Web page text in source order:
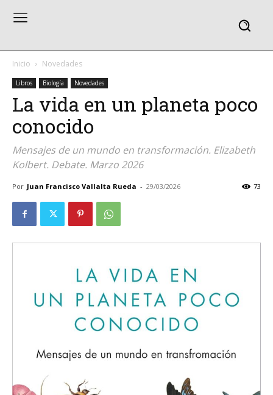
Inicio Novedades
Libros Biología Novedades
La vida en un planeta poco
conocido
Mensajes de un mundo en transformación. Elizabeth
Kolbert. Debate. Marzo 2026
Por Juan Francisco Vallalta Rueda - 29/03/2026 73